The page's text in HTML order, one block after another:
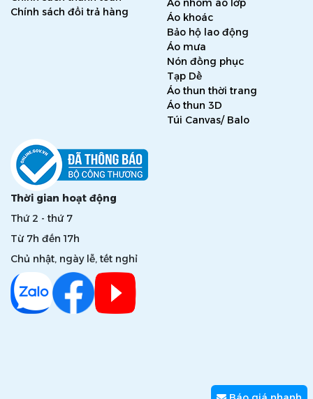
Chính sách đổi trả hàng
Áo nhóm áo lớp
Áo khoác
Bảo hộ lao động
Áo mưa
Nón đồng phục
Tạp Dề
Áo thun thời trang
Áo thun 3D
Túi Canvas/ Balo
Thời gian hoạt động
Thứ 2 - thứ 7
Từ 7h đến 17h
Chủ nhật, ngày lễ, tết nghỉ